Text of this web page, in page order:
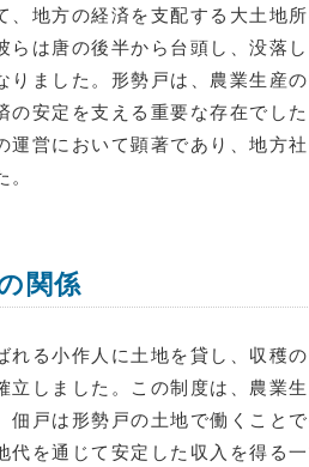
、地方の経済を支配する大土地
らは唐の後半から台頭し、没落
りました。形勢戸は、農業生産
の安定を支える重要な存在でし
運営において顕著であり、地方
。
関係
れる小作人に土地を貸し、収穫
立しました。この制度は、農業
佃戸は形勢戸の土地で働くこと
代を通じて安定した収入を得る